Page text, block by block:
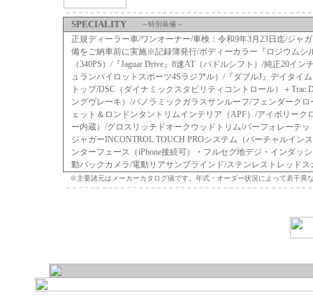
SPECIALITY ～特別装備～
正規ディーラー車/ワンオーナー/車検：令和9年3月23日迄/ジャ
備をご納車前に実施※記録簿発行/ボディーカラー『ロジウムシ
（340PS）/『Jaguar Drive』8速AT（パドルシフト）/純正20イ
ュランパイロットスポーツ4Sラジアル）/『ダブルJ』デイタイ
トップ/DSC（ダイナミックスタビリティコントロール）＋
ングヴレーキ）/パノラミックガラスサンルーフ/フェンダーク
ェット＆ロンドンタントリムインテリア（APF）/アイボリー
ー内蔵）/グロスリッチドオークウッドトリム/パーフォレーテ
ジャガーINCONTROL TOUCH PROシステム（バーチャルイ
ンターフェース（iPhone接続可）・フルセグ地デジ・インダ
動バックカメラ/電動リアサンブラインド/ステンレストレッド
※主要諸元はメーカーカタログ値です。年式・オーダー状況によって若干異